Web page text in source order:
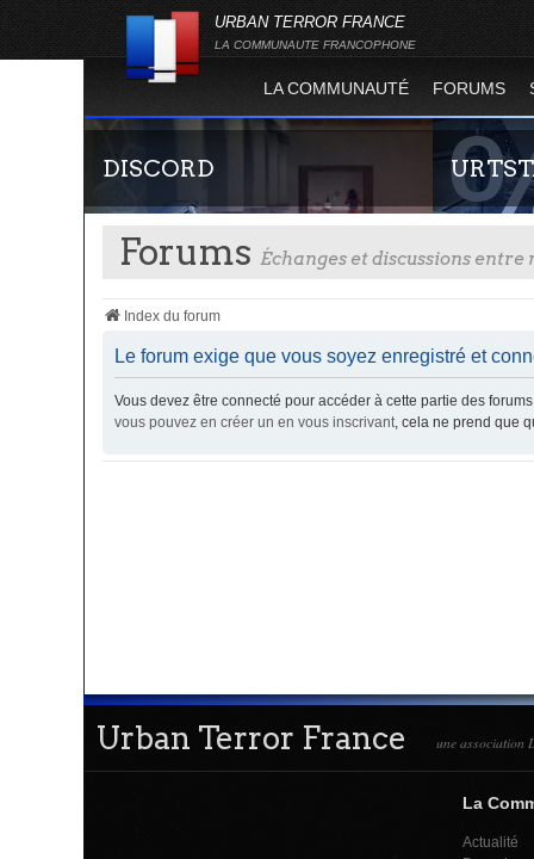
URBAN TERROR FRANCE
LA COMMUNAUTE FRANCOPHONE
LA COMMUNAUTÉ FORUMS
DISCORD
Rejoignez-nous sur le discord Urban Terror
France !
totalité des
Forums Échanges et discussions
Index du forum
Le forum exige que vous soyez enregistré et
Vous devez être connecté pour accéder à cette partie des
vous pouvez en créer un en vous inscrivant, cela ne prend que
Urban Terror France une association
La
Actualité